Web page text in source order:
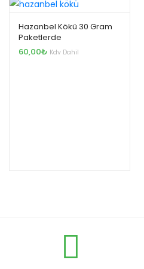
Hazanbel Kökü 30 Gram
Paketlerde
60,00₺ Kdv Dahil